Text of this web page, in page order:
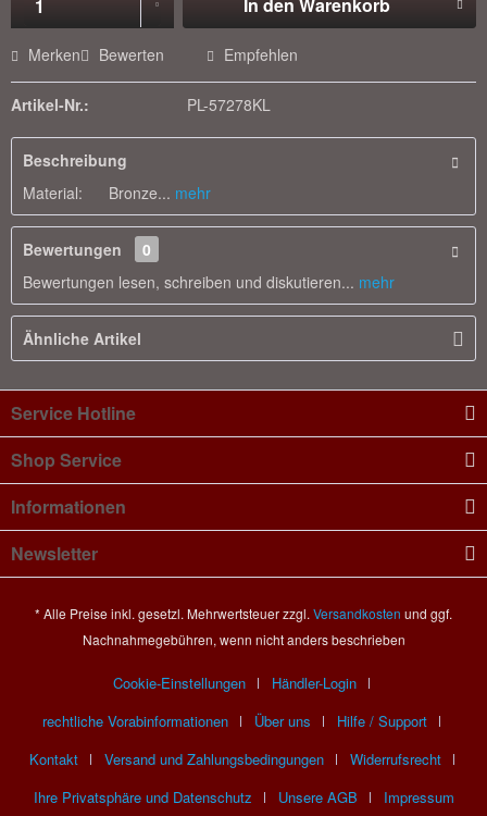
Merken Bewerten Empfehlen
Artikel-Nr.: PL-57278KL
Beschreibung
Material: Bronze... mehr
Bewertungen
0
Bewertungen lesen, schreiben und diskutieren... mehr
Ähnliche Artikel
Service Hotline
Shop Service
Informationen
Newsletter
* Alle Preise inkl. gesetzl. Mehrwertsteuer zzgl. Versandkosten und ggf.
Nachnahmegebühren, wenn nicht anders beschrieben
Cookie-Einstellungen
Händler-Login
rechtliche Vorabinformationen
Über uns
Hilfe / Support
Kontakt
Versand und Zahlungsbedingungen
Widerrufsrecht
Ihre Privatsphäre und Datenschutz
Unsere AGB Impressum